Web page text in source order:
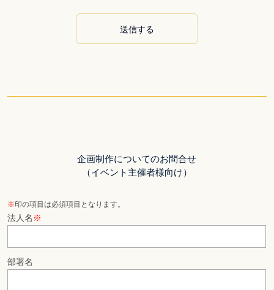
企画制作についてのお問合せ
（イベント主催者様向け）
※印の項目は必須項目となります。
法人名 ※
部署名